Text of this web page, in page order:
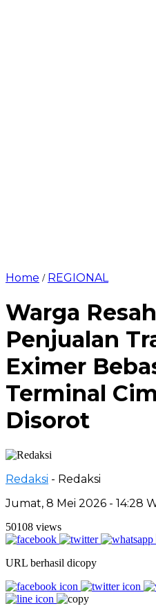
Home / REGIONAL
Warga
Penjualan
Eximer
Terminal
Disorot
Redaksi - Redaksi
Jumat, 8 Mei 2026 - 14:28
50108 views
URL berhasil dicopy